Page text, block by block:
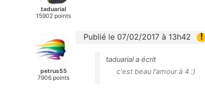
taduarial
15902 points
petrus55
7906 points
Publié le 07/02/2017 à 13h42 !
taduarial a écrit
c'est beau l'amour à 4 :)